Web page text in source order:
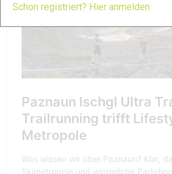
Schon registriert? Hier anmelden